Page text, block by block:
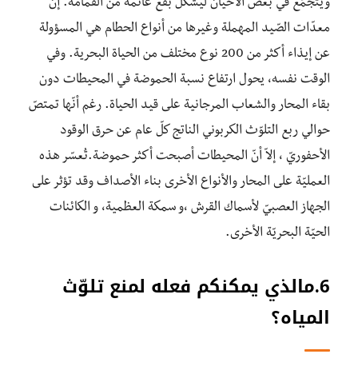
ويتجمّع في بعض الأحيان ليشكّل بقع عائمة من القمامة. إنّ
معدّات الصّيد المهملة وغيرها من أنواع الحطام هي المسؤولة
عن إيذاء أكثر من 200 نوع مختلف من الحياة البحرية. وفي
الوقت نفسه، يحول ارتفاع نسبة الحموضة في المحيطات دون
بقاء المحار والشعاب المرجانية على قيد الحياة. رغم أنّها تمتصّ
حوالي ربع التلوّث الكربوني الناتج كلّ عام عن حرق الوقود
الأحفوريّ ، إلاّ أنّ المحيطات أصبحت أكثر حموضة.تُعسّر هذه
العمليّة على المحار والأنواع الأخرى بناء الأصداف وقد تؤثر على
الجهاز العصبيّ لأسماك القرش ،و سمكة العظمية، و الكائنات
الحيّة البحريّة الأخرى.
6.مالذي يمكنكم فعله لمنع تلوّث
المياه؟